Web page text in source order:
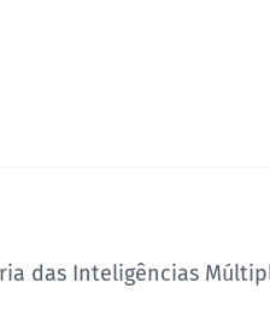
das Inteligências